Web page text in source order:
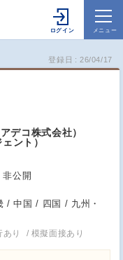
登録日 26/04/17
デコ株式会社）
ント）
非公開
/ 中国 / 四国 / 九州・
り 模擬面接あり